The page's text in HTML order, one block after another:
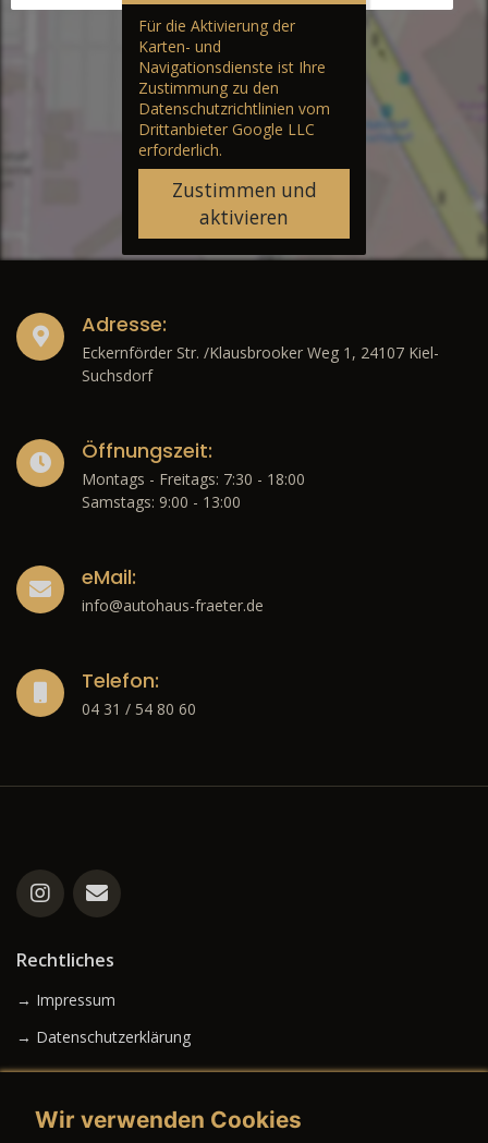
Für die Aktivierung der
Karten- und
Navigationsdienste ist Ihre
Zustimmung zu den
Datenschutzrichtlinien vom
Drittanbieter Google LLC
erforderlich.
Zustimmen und
aktivieren
Adresse:
Eckernförder Str. /Klausbrooker Weg 1, 24107 Kiel-
Suchsdorf
Öffnungszeit:
Montags - Freitags: 7:30 - 18:00
Samstags: 9:00 - 13:00
eMail:
info@autohaus-fraeter.de
Telefon:
04 31 / 54 80 60
Rechtliches
→ Impressum
→ Datenschutzerklärung
Wir verwenden Cookies